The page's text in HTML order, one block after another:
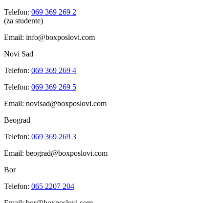
Telefon: 069 369 269 2
(za studente)
Email: info@boxposlovi.com
Novi Sad
Telefon: 069 369 269 4
Telefon: 069 369 269 5
Email: novisad@boxposlovi.com
Beograd
Telefon: 069 369 269 3
Email: beograd@boxposlovi.com
Bor
Telefon: 065 2207 204